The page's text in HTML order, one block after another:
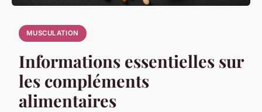
MUSCULATION
Informations essentielles sur
les compléments
alimentaires